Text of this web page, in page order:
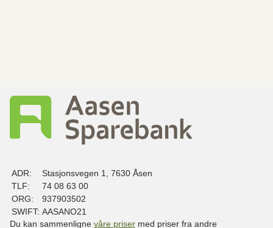
ADR:
Stasjonsvegen 1, 7630 Åsen
TLF:
74 08 63 00
ORG:
937903502
SWIFT: AASANO21
Du kan sammenligne våre priser med priser fra andre